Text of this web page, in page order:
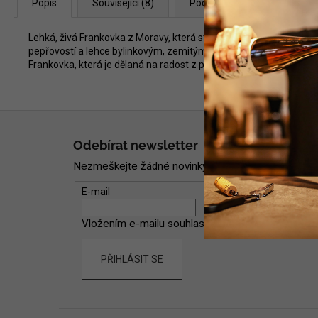
Popis Související (8) Podobné (8)
Lehká, živá Frankovka z Moravy, která stojí na čistém
pepřovostí a lehce bylinkovým, zemitým tónem. Víno působí
Frankovka, která je dělaná na radost z pití než na přemýšlení.
Odebírat newsletter
Nezmeškejte žádné novinky či slevy!
E-mail
Vložením e-mailu souhlasíte s
PŘIHLÁSIT SE